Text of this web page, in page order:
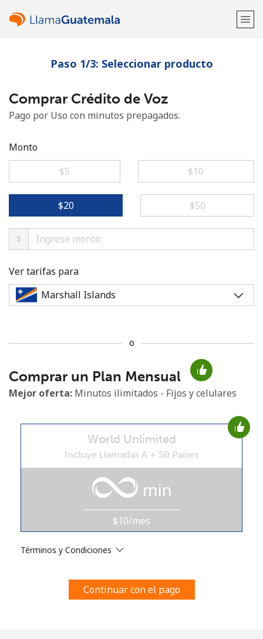
¡Bienvenido!
¿Ya tienes una cuenta?Inicia sesión →
No se ha creado una contraseña
Mínimo 8 caracteres
Una letra mayúscula y una minúscula
Un número
estosTérminos y condiciones.
Únete
Paso 1/3: Seleccionar producto
Comprar Crédito de Voz
Pago por Uso con minutos prepagados.
Monto
⁦$5⁩
⁦$10⁩
⁦$20⁩ ⁦$50⁩
$
Ver tarifas para
o
Comprar un Plan Mensual
Mejor oferta: Minutos ilimitados - Fijos y celulares
World Unlimited
Incluye Llamadas A + 50 Países
min
$10/mes
Términos y Condiciones
Continuar con el pago